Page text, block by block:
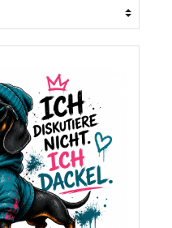
Einlagen